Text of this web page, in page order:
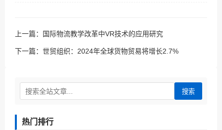
上一篇： 国际物流教学改革中VR技术的应用研究
下一篇： 世贸组织：2024年全球货物贸易将增长2.7%
搜索
热门排行